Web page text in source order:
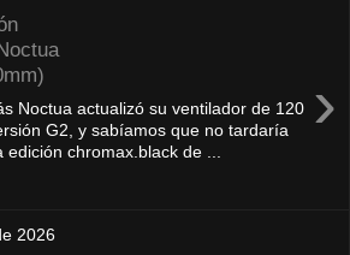
›
Noctua actualizó su ventilador de 120
G2, y sabíamos que no tardaría
edición chromax.black de ...
2026